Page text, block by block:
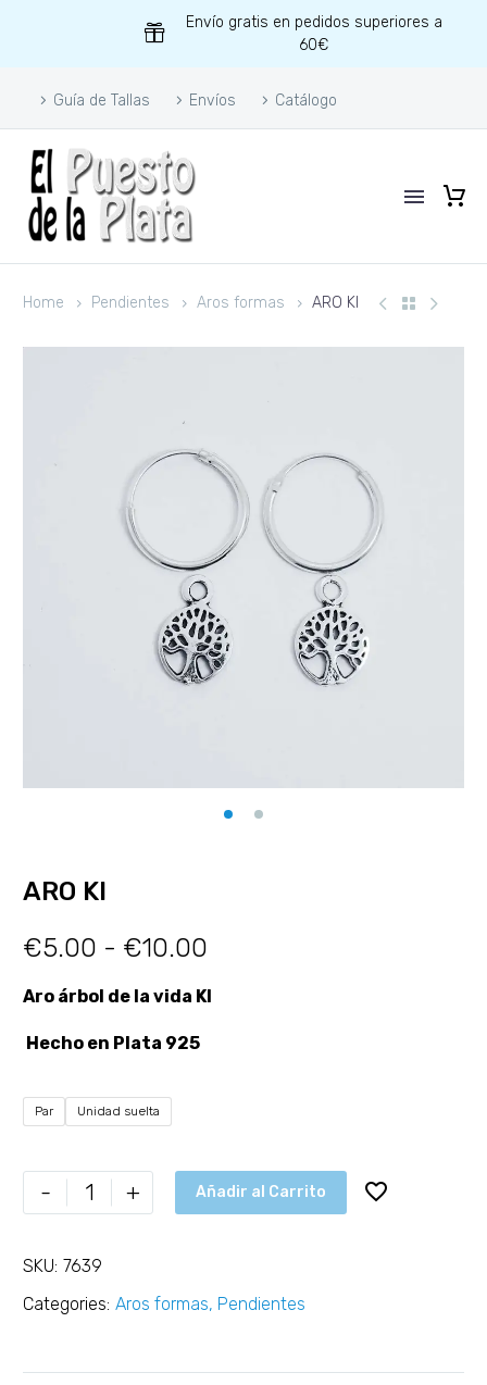
Envío gratis en pedidos superiores a
60€
Guía de Tallas Envíos Catálogo
Home Pendientes Aros formas ARO KI
ARO KI
€5.00 - €10.00
Aro árbol de la vida KI
Hecho en Plata 925
Par Unidad suelta
- + Añadir al Carrito
SKU: 7639
Categories: Aros formas, Pendientes